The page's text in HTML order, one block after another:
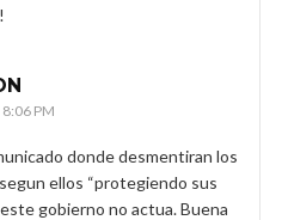
PM
donde desmentiran los
ellos “protegiendo sus
gobierno no actua. Buena